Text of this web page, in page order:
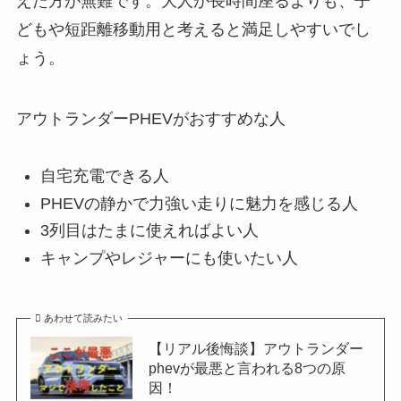
どもや短距離移動用と考えると満足しやすいでし
ょう。
アウトランダーPHEVがおすすめな人
自宅充電できる人
PHEVの静かで力強い走りに魅力を感じる人
3列目はたまに使えればよい人
キャンプやレジャーにも使いたい人
あわせて読みたい
【リアル後悔談】アウトランダー
phevが最悪と言われる8つの原
因！